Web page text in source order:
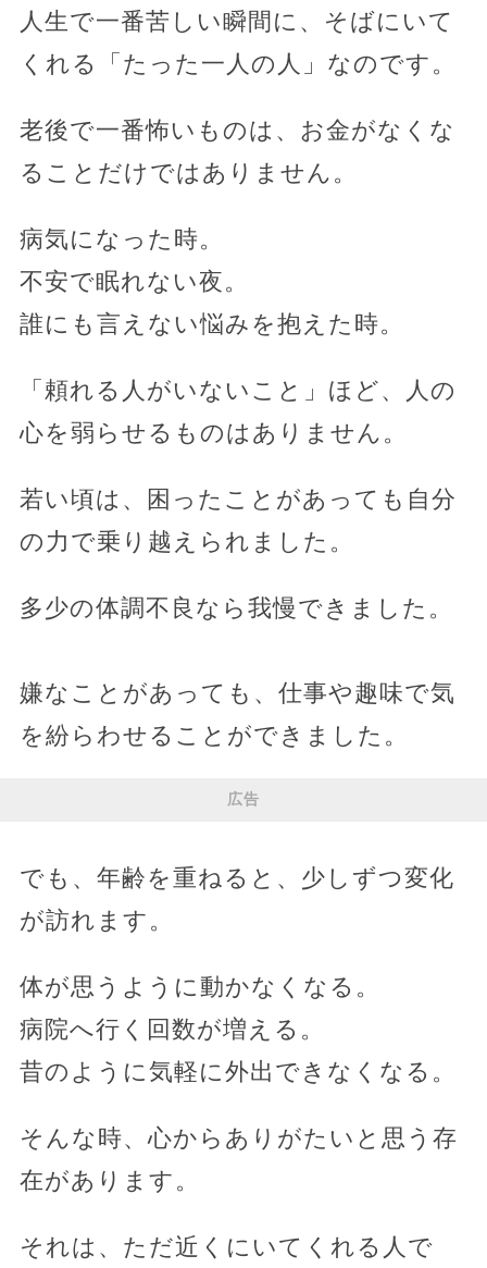
人生で一番苦しい瞬間に、そばにいて
くれる「たった一人の人」なのです。
老後で一番怖いものは、お金がなくな
ることだけではありません。
病気になった時。
不安で眠れない夜。
誰にも言えない悩みを抱えた時。
「頼れる人がいないこと」ほど、人の
心を弱らせるものはありません。
若い頃は、困ったことがあっても自分
の力で乗り越えられました。
多少の体調不良なら我慢できました。
嫌なことがあっても、仕事や趣味で気
を紛らわせることができました。
広告
でも、年齢を重ねると、少しずつ変化
が訪れます。
体が思うように動かなくなる。
病院へ行く回数が増える。
昔のように気軽に外出できなくなる。
そんな時、心からありがたいと思う存
在があります。
それは、ただ近くにいてくれる人で